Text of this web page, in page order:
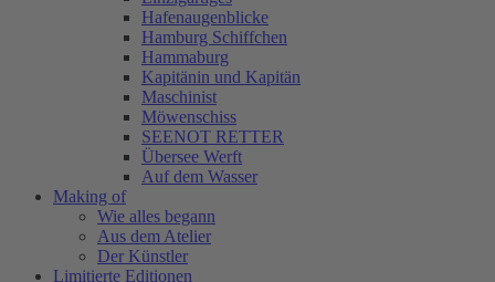
Hafenaugen­blicke
Hamburg Schiffchen
Hammaburg
Kapitänin und Kapitän
Maschinist
Möwenschiss
SEENOT RETTER
Übersee Werft
Auf dem Wasser
Making of
Wie alles begann
Aus dem Atelier
Der Künstler
Limitierte Editionen